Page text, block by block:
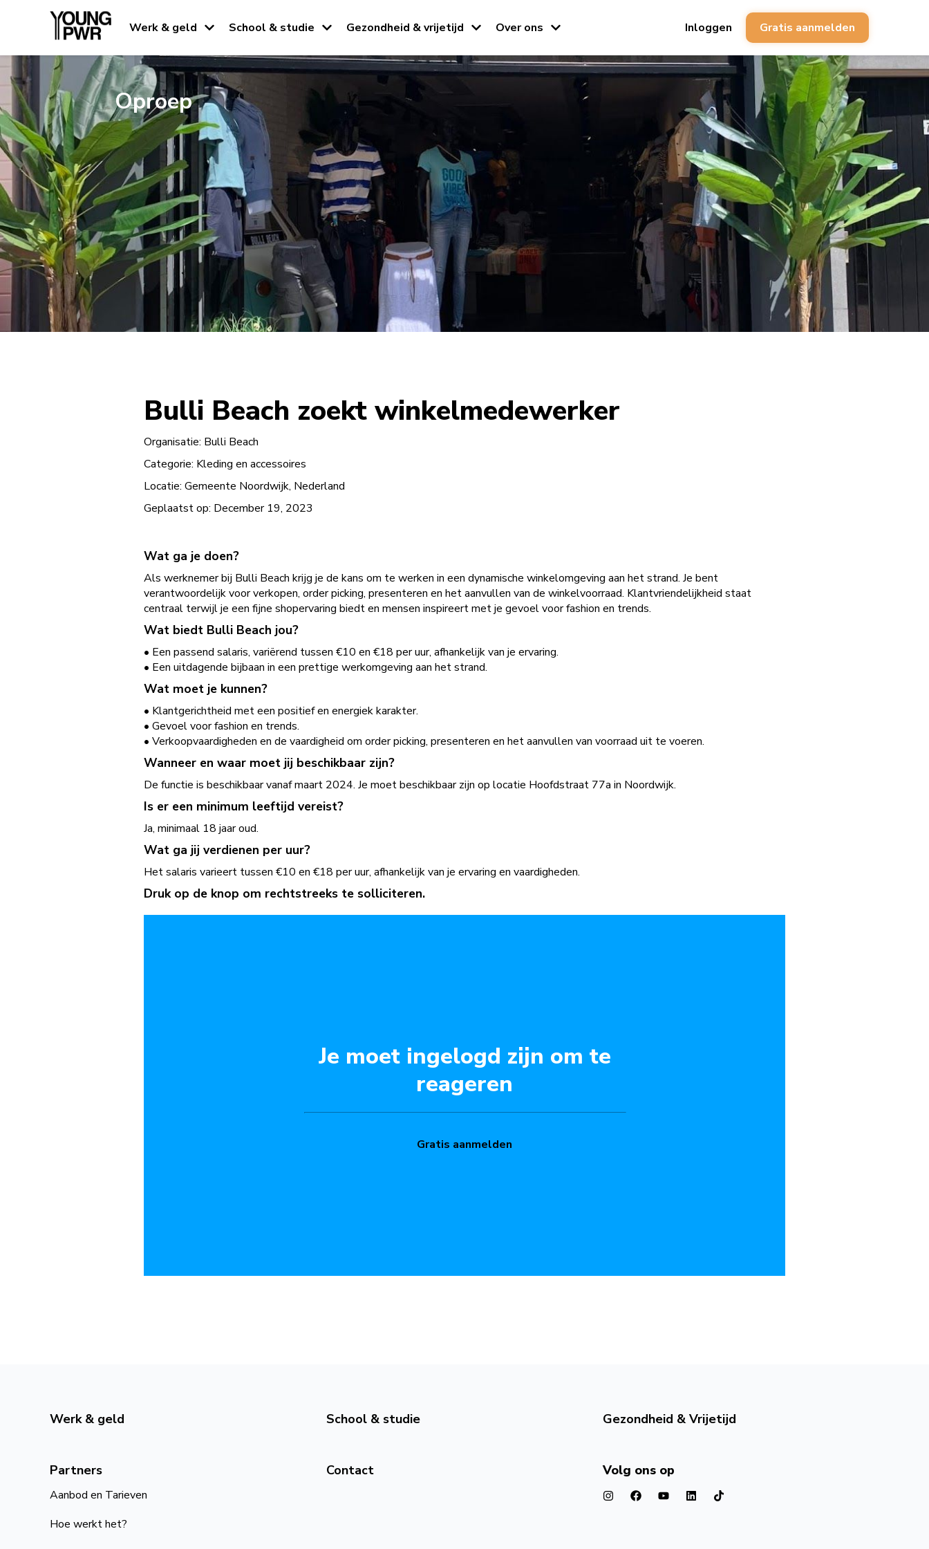
Werk & geld School & studie Gezondheid & vrijetijd Over ons Inloggen Gratis aanmelden
Oproep
Bulli Beach zoekt winkelmedewerker
Organisatie: Bulli Beach
Categorie: Kleding en accessoires
Locatie: Gemeente Noordwijk, Nederland
Geplaatst op: December 19, 2023
Wat ga je doen?
Als werknemer bij Bulli Beach krijg je de kans om te werken in een dynamische winkelomgeving aan het strand. Je bent
verantwoordelijk voor verkopen, order picking, presenteren en het aanvullen van de winkelvoorraad. Klantvriendelijkheid staat
centraal terwijl je een fijne shopervaring biedt en mensen inspireert met je gevoel voor fashion en trends.
Wat biedt Bulli Beach jou?
• Een passend salaris, variërend tussen €10 en €18 per uur, afhankelijk van je ervaring.
• Een uitdagende bijbaan in een prettige werkomgeving aan het strand.
Wat moet je kunnen?
• Klantgerichtheid met een positief en energiek karakter.
• Gevoel voor fashion en trends.
• Verkoopvaardigheden en de vaardigheid om order picking, presenteren en het aanvullen van voorraad uit te voeren.
Wanneer en waar moet jij beschikbaar zijn?
De functie is beschikbaar vanaf maart 2024. Je moet beschikbaar zijn op locatie Hoofdstraat 77a in Noordwijk.
Is er een minimum leeftijd vereist?
Ja, minimaal 18 jaar oud.
Wat ga jij verdienen per uur?
Het salaris varieert tussen €10 en €18 per uur, afhankelijk van je ervaring en vaardigheden.
Druk op de knop om rechtstreeks te solliciteren.
Je moet ingelogd zijn om te
reageren
Gratis aanmelden
Werk & geld School & studie Gezondheid & Vrijetijd
Partners
Aanbod en Tarieven
Hoe werkt het?
Contact Volg ons op